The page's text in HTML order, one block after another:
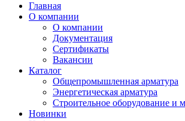
Главная
О компании
О компании
Документация
Сертификаты
Вакансии
Каталог
Общепромышленная арматура
Энергетическая арматура
Строительное оборудование и
Новинки